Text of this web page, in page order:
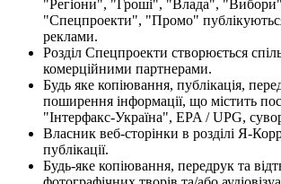
"Регіони", "Гроші", "Влада",
"Спецпроекти", "Промо"
реклами.
Розділ Спецпроекти створюється
комерційними партнерами.
Будь яке копіювання, публікація,
поширення інформації, що містить
"Інтерфакс-Україна", EPA / UPG,
Власник веб-сторінки в розділі Я-
публікації.
Будь-яке копіювання, передрук та